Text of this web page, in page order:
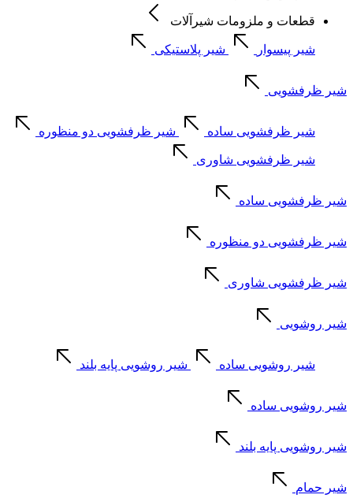
قطعات و ملزومات شیرآلات
شیر پیسوار شیر پلاستیکی
شیر ظرفشویی
شیر ظرفشویی ساده شیر ظرفشویی دو منظوره
شیر ظرفشویی شاوری
شیر ظرفشویی ساده
شیر ظرفشویی دو منظوره
شیر ظرفشویی شاوری
شیر روشویی
شیر روشویی ساده شیر روشویی پایه بلند
شیر روشویی ساده
شیر روشویی پایه بلند
شیر حمام